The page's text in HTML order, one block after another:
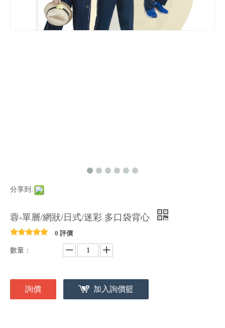
分享到:
蓉-單層/網狀/日式/迷彩 多口袋背心
0 評價
數量：
詢價 加入詢價籃